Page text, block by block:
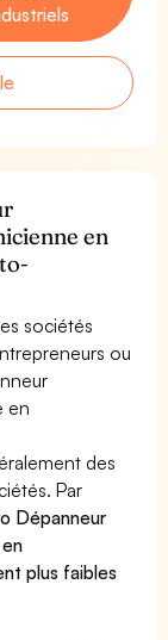
en
sociétés
ou
en
des
Par
Dépanneur
plus faibles